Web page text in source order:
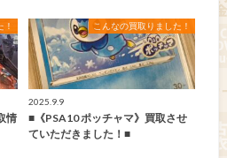
情
こんなの買取りました！
2025.9.9
■《PSA10 ポッチャマ》買取させ
ていただきました！■